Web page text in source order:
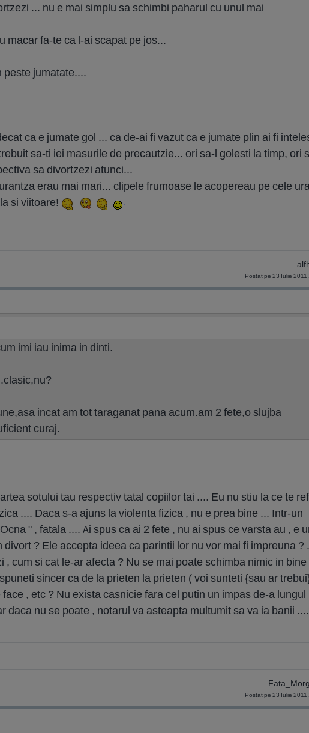
... nu e mai simplu sa schimbi paharul cu unul mai
macar fa-te ca l-ai scapat pe jos...
peste jumatate....
ca e jumate gol ... ca de-ai fi vazut ca e jumate plin ai fi
sa-ti iei masurile de precautzie... ori sa-l golesti la timp, ori
sa divortzezi atunci...
erau mai mari... clipele frumoase le acopereau pe cele
si viitoare!
Postat pe 23 Iulie 2011
imi iau inima in dinti.
incat am tot taraganat pana acum.am 2 fete,o slujba
curaj.
sotului tau respectiv tatal copiilor tai .... Eu nu stiu la ce te
.... Daca s-a ajuns la violenta fizica , nu e prea bine ... Intr-un
" , fatala .... Ai spus ca ai 2 fete , nu ai spus ce varsta au , e
? Ele accepta ideea ca parintii lor nu vor mai fi impreuna ?
cum si cat le-ar afecta ? Nu se mai poate schimba nimic in bine
sincer ca de la prieten la prieten ( voi sunteti {sau ar
, etc ? Nu exista casnicie fara cel putin un impas de-a lungul
nu se poate , notarul va asteapta multumit sa va ia banii
Postat pe 23 Iulie 2011